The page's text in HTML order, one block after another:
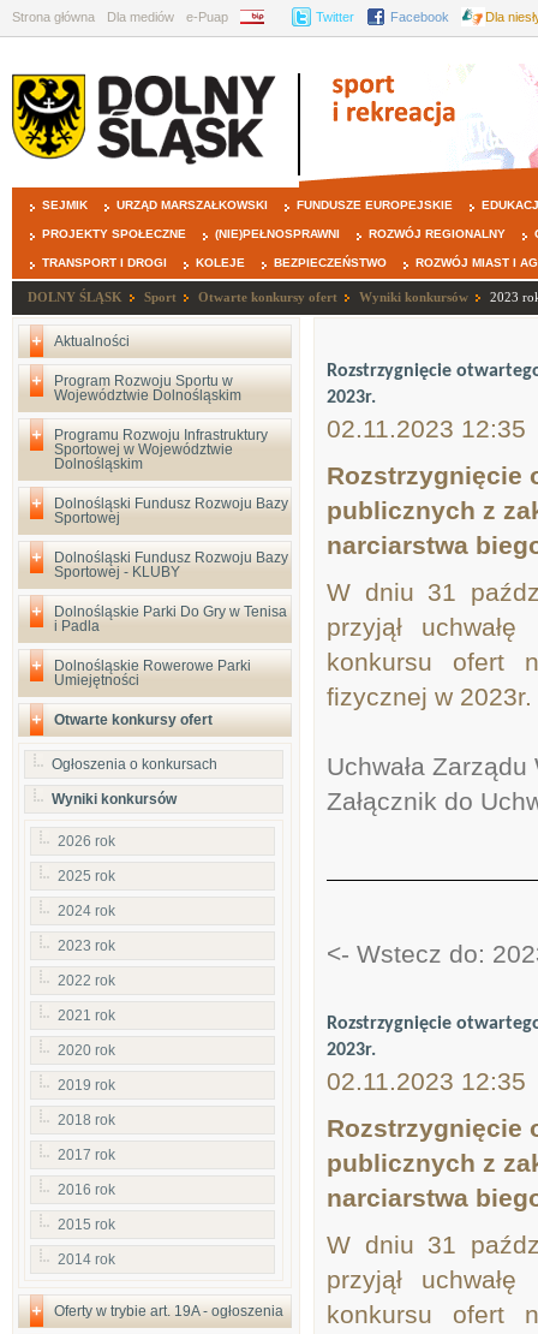
Strona główna Dla mediów e-Puap BIP Twitter Facebook Dla
SEJMIK URZĄD MARSZAŁKOWSKI FUNDUSZE EUROPEJSKIE
PROJEKTY SPOŁECZNE (NIE)PEŁNOSPRAWNI ROZWÓJ REGIONALNY
TRANSPORT I DROGI KOLEJE BEZPIECZEŃSTWO ROZWÓJ MIAST I
DOLNY ŚLĄSK Sport Otwarte konkursy ofert Wyniki konkursów 2023
Aktualności
Program Rozwoju Sportu w
Województwie Dolnośląskim
Programu Rozwoju Infrastruktury
Sportowej w Województwie
Dolnośląskim
Dolnośląski Fundusz Rozwoju Bazy
Sportowej
Dolnośląski Fundusz Rozwoju Bazy
Sportowej - KLUBY
Dolnośląskie Parki Do Gry w Tenisa
i Padla
Dolnośląskie Rowerowe Parki
Umiejętności
Otwarte konkursy ofert
Ogłoszenia o konkursach
Wyniki konkursów
2026 rok
2025 rok
2024 rok
2023 rok
2022 rok
2021 rok
2020 rok
2019 rok
2018 rok
2017 rok
2016 rok
2015 rok
2014 rok
Oferty w trybie art. 19A - ogłoszenia
Rozstrzygnięcie
2023r.
02.11.2023 12:35
Rozstrzygnięcie
publicznych z
narciarstwa
W dniu 31
przyjął
konkursu ofert
fizycznej w
Uchwała
Załącznik do
<- Wstecz do:
Rozstrzygnięcie
2023r.
02.11.2023 12:35
Rozstrzygnięcie
publicznych z
narciarstwa
W dniu 31
przyjął
konkursu ofert